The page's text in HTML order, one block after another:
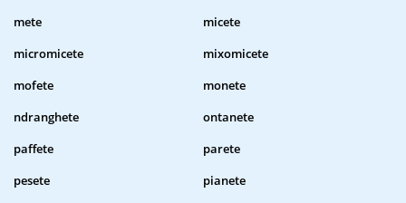
mete
micete
micromicete
mixomicete
mofete
monete
ndranghete
ontanete
paffete
parete
pesete
pianete